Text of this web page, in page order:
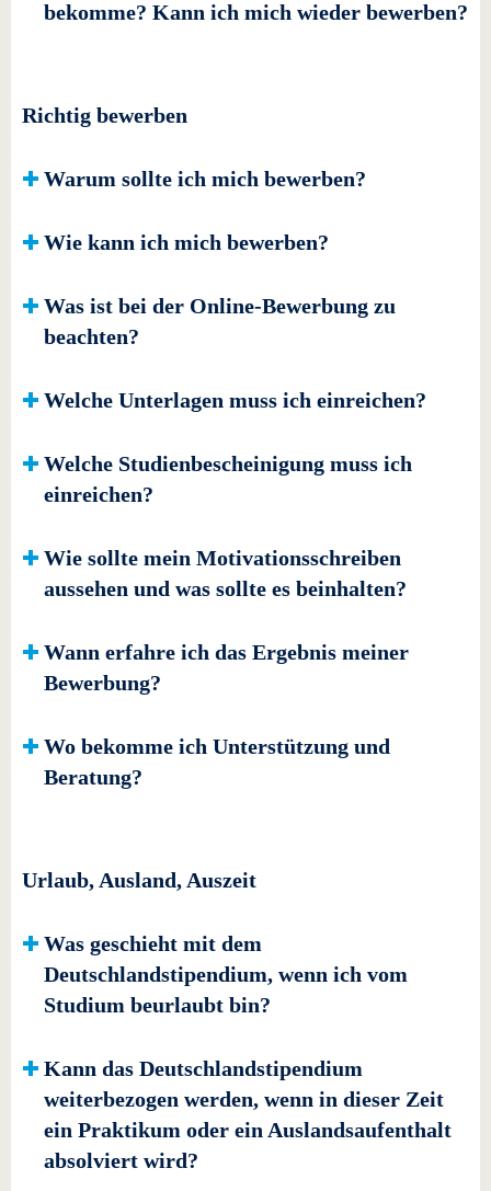
bekomme? Kann ich mich wieder bewerben?
Richtig bewerben
Warum sollte ich mich bewerben?
Wie kann ich mich bewerben?
Was ist bei der Online-Bewerbung zu
beachten?
Welche Unterlagen muss ich einreichen?
Welche Studienbescheinigung muss ich
einreichen?
Wie sollte mein Motivationsschreiben
aussehen und was sollte es beinhalten?
Wann erfahre ich das Ergebnis meiner
Bewerbung?
Wo bekomme ich Unterstützung und
Beratung?
Urlaub, Ausland, Auszeit
Was geschieht mit dem
Deutschlandstipendium, wenn ich vom
Studium beurlaubt bin?
Kann das Deutschlandstipendium
weiterbezogen werden, wenn in dieser Zeit
ein Praktikum oder ein Auslandsaufenthalt
absolviert wird?